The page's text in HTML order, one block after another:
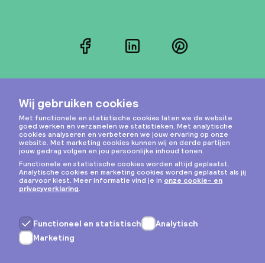
FacebookLinkedInPinterest
Instagram
Privacy & cookies
Algemene voorwaarden